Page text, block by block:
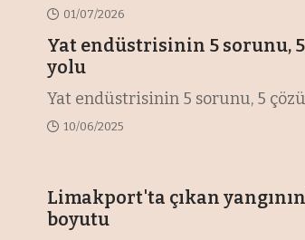
01/07/2026
Yat endüstrisinin 5 sorunu,
yolu
Yat endüstrisinin 5 sorunu, 5
10/06/2025
Limakport'ta çıkan
boyutu